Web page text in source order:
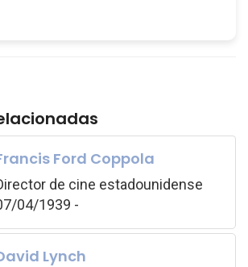
Ford Coppola
de cine estadounidense
04/1939 -
Lynch